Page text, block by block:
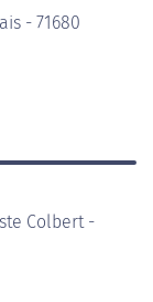
- 71680
Colbert -